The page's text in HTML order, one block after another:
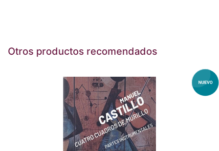
Otros productos recomendados